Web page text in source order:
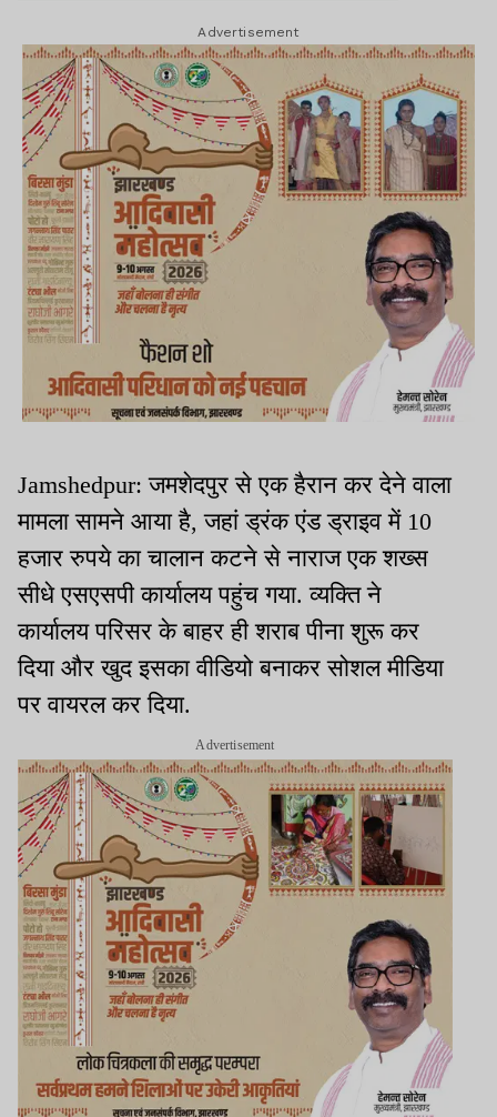
Advertisement
Jamshedpur: जमशेदपुर से एक हैरान कर देने वाला
मामला सामने आया है, जहां ड्रंक एंड ड्राइव में 10
हजार रुपये का चालान कटने से नाराज एक शख्स
सीधे एसएसपी कार्यालय पहुंच गया. व्यक्ति ने
कार्यालय परिसर के बाहर ही शराब पीना शुरू कर
दिया और खुद इसका वीडियो बनाकर सोशल मीडिया
पर वायरल कर दिया.
Advertisement